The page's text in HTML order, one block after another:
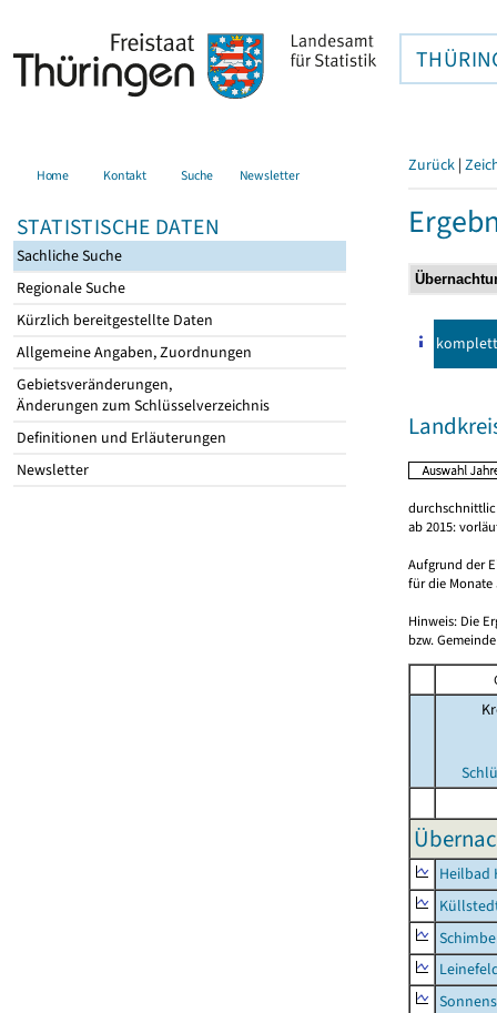
Home Kontakt Suche Newsletter
STATISTISCHE DATEN
Sachliche Suche
Regionale Suche
Kürzlich bereitgestellte Daten
Allgemeine Angaben, Zuordnungen
Gebietsveränderungen,
Änderungen zum Schlüsselverzeichnis
Definitionen und Erläuterungen
Newsletter
Zurück |
komplett
ab 2015:
Aufgrund der
für die Monate
Hinweis: Die
bzw.
Heilbad